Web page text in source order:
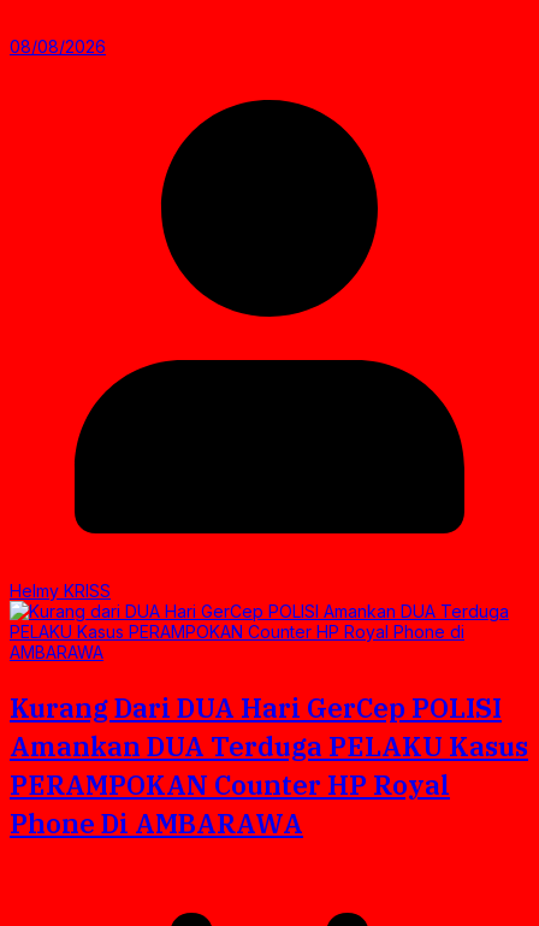
08/08/2026
Helmy KRISS
Kurang Dari DUA Hari GerCep POLISI
Amankan DUA Terduga PELAKU Kasus
PERAMPOKAN Counter HP Royal
Phone Di AMBARAWA